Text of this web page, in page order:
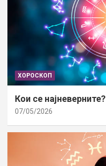
ХОРОСКОП
Кои се најневерните?
07/05/2026